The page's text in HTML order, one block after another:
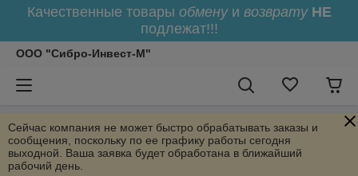
Качественные товары обменуи возврату НЕ
подлежат!!!
ООО "Сибро-Инвест-М"
Сейчас компания не может быстро обрабатывать заказы и
сообщения, поскольку по ее графику работы сегодня
выходной. Ваша заявка будет обработана в ближайший
рабочий день.